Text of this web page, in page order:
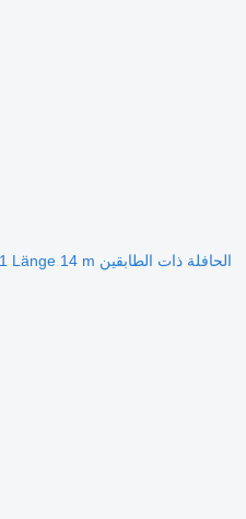
الحافلة ذات الطابقين Setra S 531 DT -79+1+1 Länge 14 m